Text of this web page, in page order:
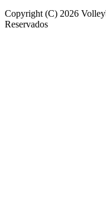
Copyright (C) 2026
Reservados